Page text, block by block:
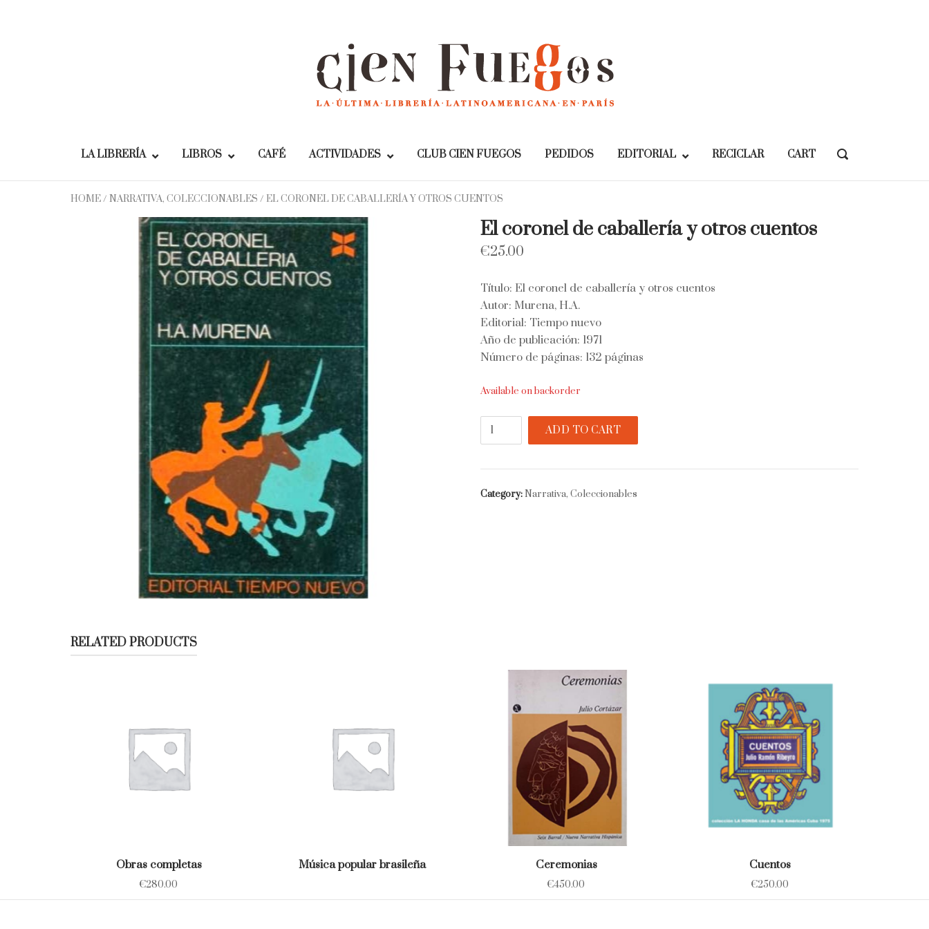
LA LIBRERÍA LIBROS CAFÉ ACTIVIDADES CLUB CIEN FUEGOS PEDIDOS EDITORIAL RECICLAR CART
OPEN
BAR
HOME/ NARRATIVA, COLECCIONABLES / EL CORONEL DE CABALLERÍA Y OTROS CUENTOS
El coronel de caballería y otros cuentos
€25.00
Título: El coronel de caballería y otros cuentos
Autor: Murena, H.A.
Editorial: Tiempo nuevo
Año de publicación: 1971
Número de páginas: 132 páginas
Available on backorder
caballería
y
otros
ADD TO CART
Category:Narrativa, Coleccionables
RELATED PRODUCTS
Obras completas
€280.00
Música popular brasileña Ceremonias
€450.00
Cuentos
€250.00